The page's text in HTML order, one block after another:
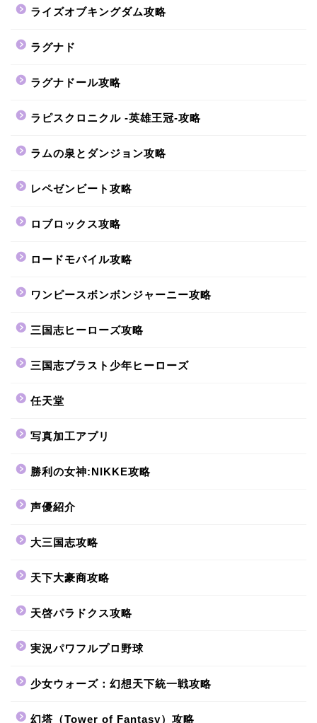
ライズオブキングダム攻略
ラグナド
ラグナドール攻略
ラピスクロニクル -英雄王冠-攻略
ラムの泉とダンジョン攻略
レペゼンビート攻略
ロブロックス攻略
ロードモバイル攻略
ワンピースボンボンジャーニー攻略
三国志ヒーローズ攻略
三国志ブラスト少年ヒーローズ
任天堂
写真加工アプリ
勝利の女神:NIKKE攻略
声優紹介
大三国志攻略
天下大豪商攻略
天啓パラドクス攻略
実況パワフルプロ野球
少女ウォーズ：幻想天下統一戦攻略
幻塔（Tower of Fantasy）攻略